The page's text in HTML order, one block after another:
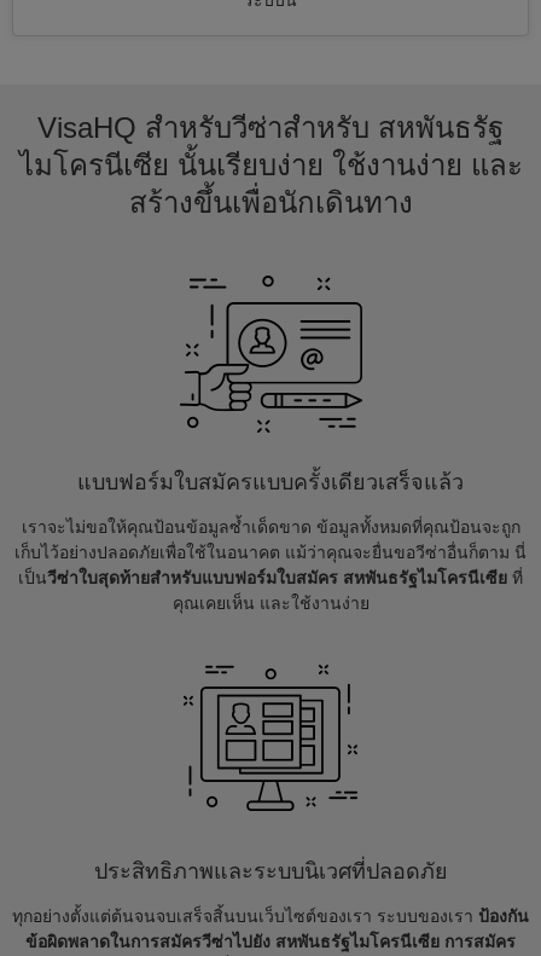
VisaHQ สำหรับวีซ่าสำหรับ สหพันธรัฐ
ไมโครนีเซีย นั้นเรียบง่าย ใช้งานง่าย และ
สร้างขึ้นเพื่อนักเดินทาง
แบบฟอร์มใบสมัครแบบครั้งเดียวเสร็จแล้ว
เราจะไม่ขอให้คุณป้อนข้อมูลซ้ำเด็ดขาด ข้อมูลทั้งหมดที่คุณป้อนจะถูก
เก็บไว้อย่างปลอดภัยเพื่อใช้ในอนาคต แม้ว่าคุณจะยื่นขอวีซ่าอื่นก็ตาม นี่
เป็นวีซ่าใบสุดท้ายสำหรับแบบฟอร์มใบสมัคร สหพันธรัฐไมโครนีเซีย ที่
คุณเคยเห็น และใช้งานง่าย
ประสิทธิภาพและระบบนิเวศที่ปลอดภัย
ทุกอย่างตั้งแต่ต้นจนจบเสร็จสิ้นบนเว็บไซต์ของเรา ระบบของเรา ป้องกัน
ข้อผิดพลาดในการสมัครวีซ่าไปยัง สหพันธรัฐไมโครนีเซีย การสมัคร